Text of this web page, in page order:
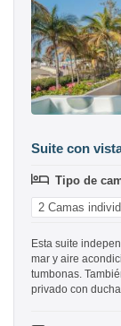
Suite con
Tipo de
2 Camas
Esta suite
mar y aire
tumbonas.
privado con